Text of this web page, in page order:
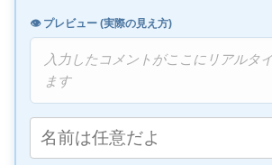
👁️ プレビュー (実際の見え方)
入力したコメントがここにリアルタ
ます